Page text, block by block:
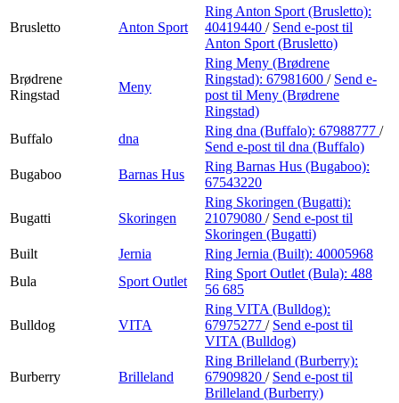
Brusletto Anton Sport
Ring Anton Sport (Brusletto):
40419440 / Send e-post til
Anton Sport (Brusletto)
Brødrene
Ringstad
Meny
Ring Meny (Brødrene
Ringstad): 67981600 / Send e-
post til Meny (Brødrene
Ringstad)
Buffalo
dna
Ring dna (Buffalo): 67988777 /
Send e-post til dna (Buffalo)
Bugaboo
Barnas Hus
Ring Barnas Hus (Bugaboo):
67543220
Bugatti Skoringen
Ring Skoringen (Bugatti):
21079080 / Send e-post til
Skoringen (Bugatti)
Built
Jernia Ring Jernia (Built): 40005968
Bula
Sport Outlet
Ring Sport Outlet (Bula): 488
56 685
Bulldog VITA
Ring VITA (Bulldog):
67975277 / Send e-post til
VITA (Bulldog)
Burberry Brilleland
Ring Brilleland (Burberry):
67909820 / Send e-post til
Brilleland (Burberry)